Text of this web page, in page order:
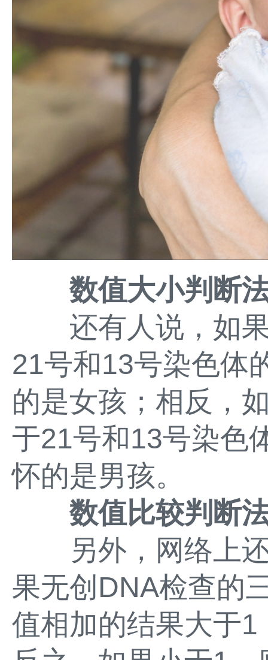
数值大小判断
还有人说，如果
21号和13号染色体
的是女孩；相反，
于21号和13号染色
怀的是男孩。
数值比较判断
另外，网络上还
果无创DNA检查的
值相加的结果大于